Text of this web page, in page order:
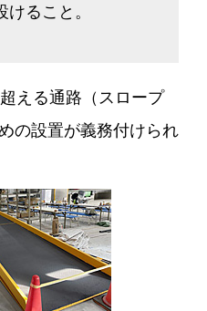
ること。
える通路（スロープ
の設置が義務付けられ